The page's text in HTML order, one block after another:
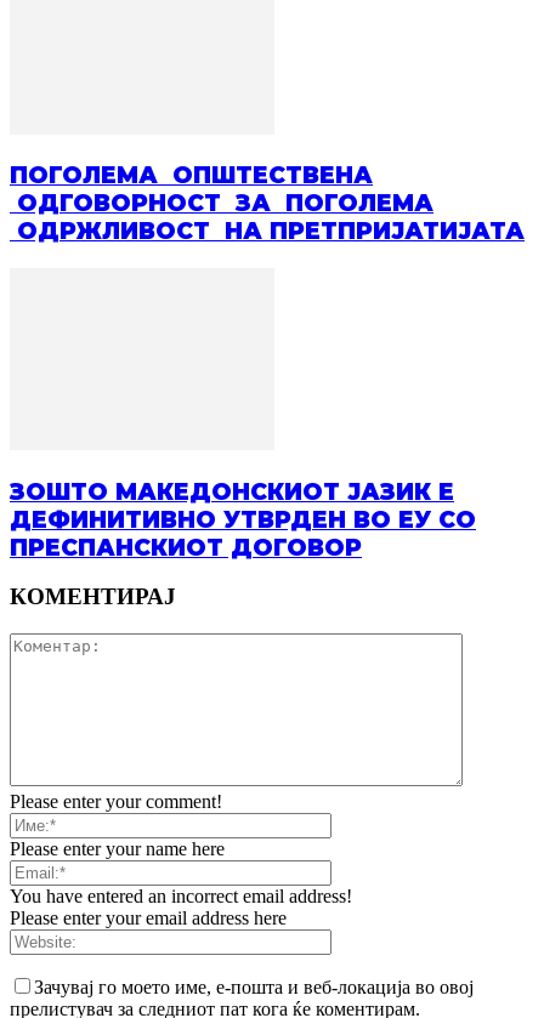
ПОГОЛЕМА ОПШТЕСТВЕНА
ОДГОВОРНОСТ ЗА ПОГОЛЕМА
ОДРЖЛИВОСТ НА ПРЕТПРИЈАТИЈАТА
ЗОШТО МАКЕДОНСКИОТ ЈАЗИК Е
ДЕФИНИТИВНО УТВРДЕН ВО ЕУ СО
ПРЕСПАНСКИОТ ДОГОВОР
КОМЕНТИРАЈ
Please enter your comment!
Please enter your name here
You have entered an incorrect email address!
Please enter your email address here
Зачувај го моето име, е-пошта и веб-локација во овој
прелистувач за следниот пат кога ќе коментирам.